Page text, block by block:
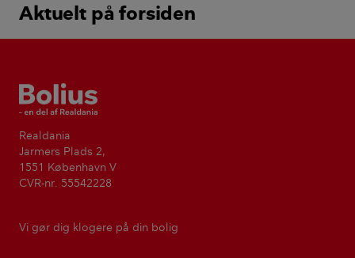
Aktuelt på forsiden
Bolius
Realdania
Jarmers Plads 2,
1551 København V
CVR-nr. 55542228
Vi gør dig klogere på din bolig